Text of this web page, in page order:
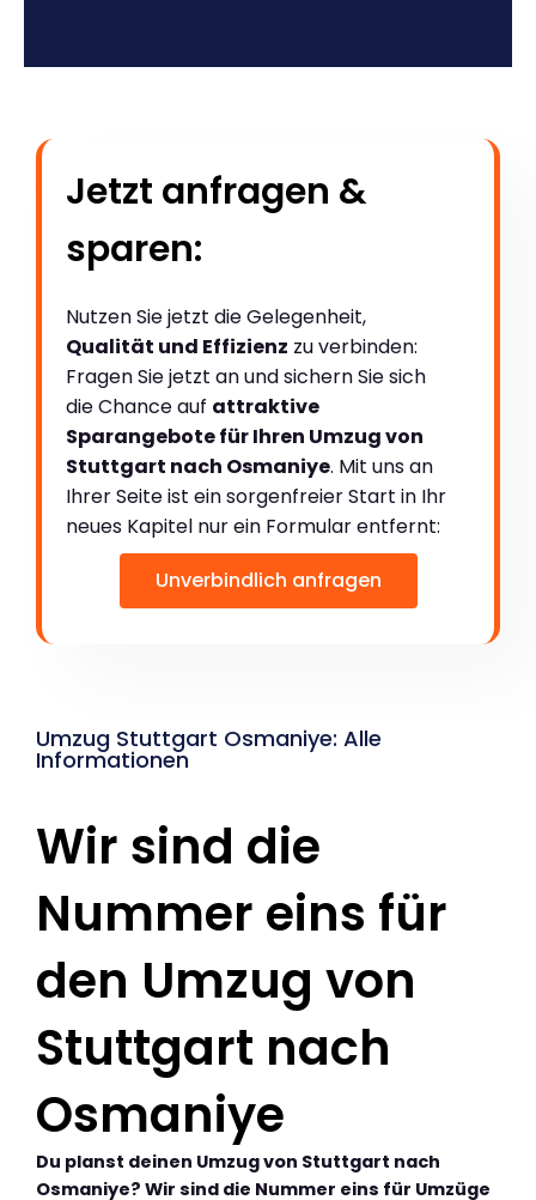
Jetzt anfragen &
sparen:
Nutzen Sie jetzt die Gelegenheit,
Qualität und Effizienz zu verbinden:
Fragen Sie jetzt an und sichern Sie sich
die Chance auf attraktive
Sparangebote für Ihren Umzug von
Stuttgart nach Osmaniye. Mit uns an
Ihrer Seite ist ein sorgenfreier Start in Ihr
neues Kapitel nur ein Formular entfernt:
Unverbindlich anfragen
Umzug Stuttgart Osmaniye: Alle
Informationen
Wir sind die
Nummer eins für
den Umzug von
Stuttgart nach
Osmaniye
Du planst deinen Umzug von Stuttgart nach
Osmaniye? Wir sind die Nummer eins für Umzüge